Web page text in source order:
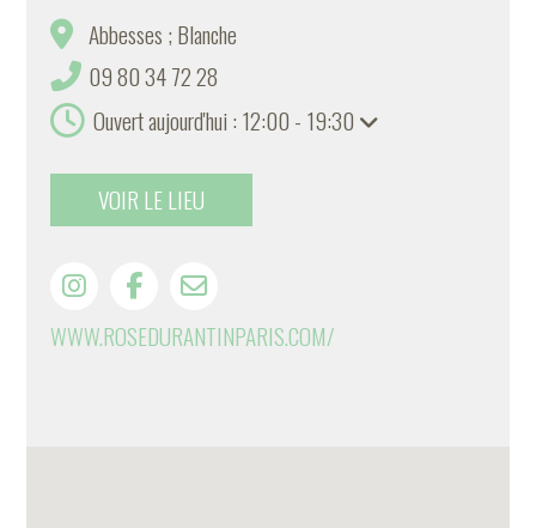
Abbesses ; Blanche
09 80 34 72 28
Ouvert aujourd'hui : 12:00 - 19:30
VOIR LE LIEU
WWW.ROSEDURANTINPARIS.COM/